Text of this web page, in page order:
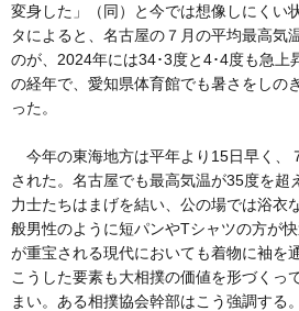
変身した」（同）と今では想像しにくい
タによると、名古屋の７月の平均最高気
のが、2024年には34･3度と4･4度も急上
の経年で、愛知県体育館でも暑さをしの
った。
今年の東海地方は平年より15日早く、
された。名古屋でも最高気温が35度を超
力士たちはまげを結い、公の場では浴衣
般男性のように短パンやTシャツの方が
が重宝される現代においても着物に袖を
こうした要素も大相撲の価値を形づくっ
まい。ある相撲協会幹部はこう強調する